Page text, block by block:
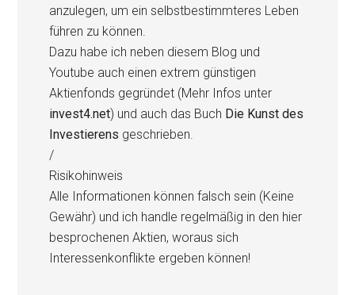
anzulegen, um ein selbstbestimmteres Leben
führen zu können.
Dazu habe ich neben diesem Blog und
Youtube auch einen extrem günstigen
Aktienfonds gegründet (Mehr Infos unter
invest4.net) und auch das Buch Die Kunst des
Investierens geschrieben.
/
Risikohinweis
Alle Informationen können falsch sein (Keine
Gewähr) und ich handle regelmäßig in den hier
besprochenen Aktien, woraus sich
Interessenkonflikte ergeben können!